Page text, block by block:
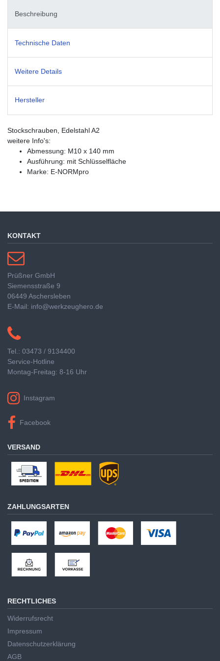
Beschreibung
Technische Daten
Weitere Details
Hersteller
Stockschrauben, Edelstahl A2
weitere Info's:
Abmessung: M10 x 140 mm
Ausführung: mit Schlüsselfläche
Marke: E-NORMpro
KONTAKT
Prüßner GmbH
Siemensstraße 9
06449 Aschersleben
E-Mail: info@werkzeughero.de
Tel.: 03473 / 9134400
Service-Hotline
Montag-Freitag: 8-16 Uhr
Instagram
Facebook
VERSAND
ZAHLUNGSARTEN
RECHTLICHES
Widerrufsrecht
Impressum
Datenschutzerklärung
AGB